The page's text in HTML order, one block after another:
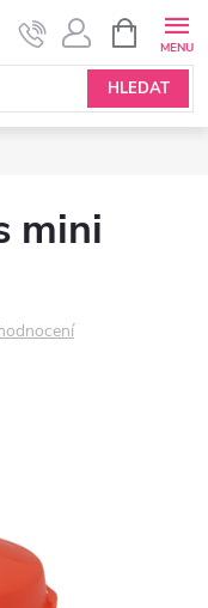
HLEDAT
NÁKUPNÍ
KOŠÍK
mini